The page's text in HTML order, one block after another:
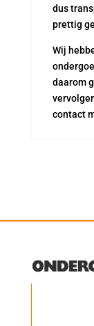
dus
prettig
Wij
daarom
contact